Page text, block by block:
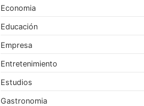
Economia
Educación
Empresa
Entretenimiento
Estudios
Gastronomia